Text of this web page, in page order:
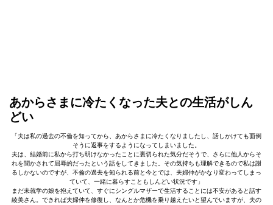
あからさまに冷たくなった夫との生活がしん
どい
「夫は私の過去の不倫を知ってから、あからさまに冷たくなりましたし、話しかけても面倒
そうに返事をするようになってしまいました。
夫は、結婚前に私から打ち明けなかったことに裏切られた気分だそうで、さらに他人からそ
れを聞かされて屈辱的だったという話をしてきました。その気持ちも理解できるので私は謝
るしかないのですが、不倫の過去を知られる前と今とでは、夫婦仲がかなり変わってしまっ
ていて、一緒に暮らすこともしんどい状況です」
まだ未就学の娘を抱えていて、すぐにシングルマザーで生活することには不安があると話す
綾美さん。できれば夫婦仲を修復し、なんとか危機を乗り越えたいと望んでいますが、夫の